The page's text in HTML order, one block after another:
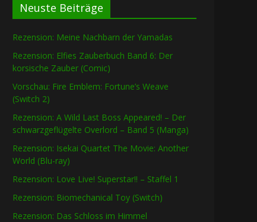
Neuste Beiträge
Rezension: Meine Nachbarn der Yamadas
Rezension: Elfies Zauberbuch Band 6: Der
korsische Zauber (Comic)
Vorschau: Fire Emblem: Fortune’s Weave
(Switch 2)
Rezension: A Wild Last Boss Appeared! – Der
schwarzgeflügelte Overlord – Band 5 (Manga)
Rezension: Isekai Quartet The Movie: Another
World (Blu-ray)
Rezension: Love Live! Superstar!! – Staffel 1
Rezension: Biomechanical Toy (Switch)
Rezension: Das Schloss im Himmel